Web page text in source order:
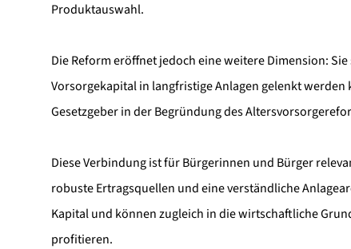
Produktauswahl.
Die Reform eröffnet jedoch eine weitere Dimension:
Vorsorgekapital in langfristige Anlagen gelenkt
Gesetzgeber in der Begründung des
Diese Verbindung ist für Bürgerinnen und Bürger
robuste Ertragsquellen und eine verständliche
Kapital und können zugleich in die wirtschaftliche
profitieren.